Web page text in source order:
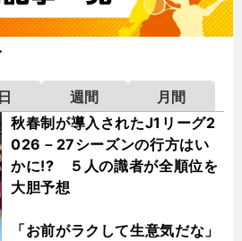
週間
月間
秋春制が導入されたJ1リーグ2
026－27シーズンの行方はい
かに!? ５人の識者が全順位を
大胆予想
「お前がラクして生意気だな」